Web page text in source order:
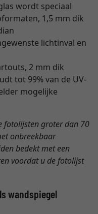
wordt speciaal
1,5 mm dik
lichtinval en
2 mm dik
tot 99% van de UV-
mogelijke
fotolijsten groter dan 70
onbreekbaar
bedekt met een
voordat u de fotolijst
wandspiegel